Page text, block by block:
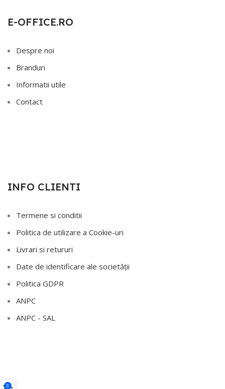
E-OFFICE.RO
Despre noi
Branduri
Informatii utile
Contact
INFO CLIENTI
Termene si conditii
Politica de utilizare a Cookie-uri
Livrari si retururi
Date de identificare ale societății
Politica GDPR
ANPC
ANPC - SAL
0